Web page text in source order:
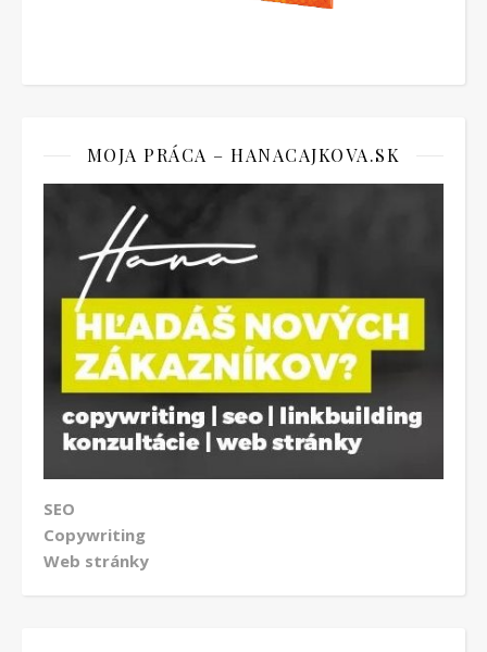
MOJA PRÁCA – HANACAJKOVA.SK
SEO
Copywriting
Web stránky